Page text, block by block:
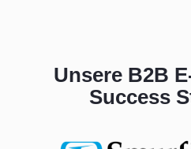
Unsere B2B
Success